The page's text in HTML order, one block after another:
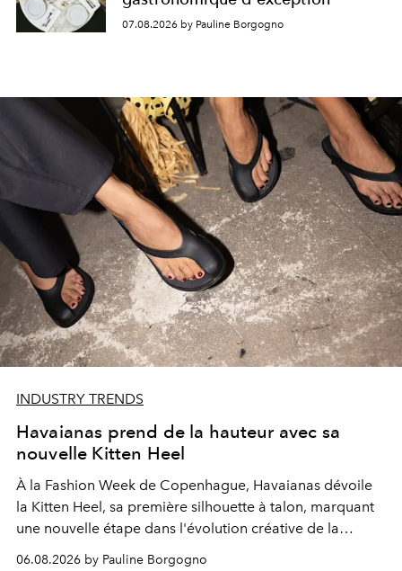
07.08.2026 by Pauline Borgogno
INDUSTRY TRENDS
Havaianas prend de la hauteur avec sa
nouvelle Kitten Heel
À la Fashion Week de Copenhague, Havaianas dévoile
la Kitten Heel, sa première silhouette à talon, marquant
une nouvelle étape dans l'évolution créative de la
06.08.2026 by Pauline Borgogno